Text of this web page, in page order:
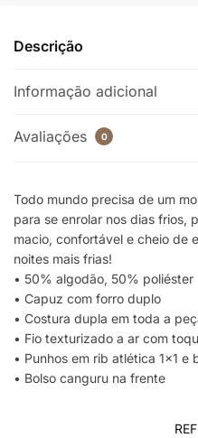
Descrição
Informação adicional
Avaliações 0
Todo mundo precisa de um
para se enrolar nos dias frios,
macio, confortável e cheio de
noites mais frias!
• 50% algodão, 50% poliéster
• Capuz com forro duplo
• Costura dupla em toda a
• Fio texturizado a ar com
• Punhos em rib atlética 1×1
• Bolso canguru na frente